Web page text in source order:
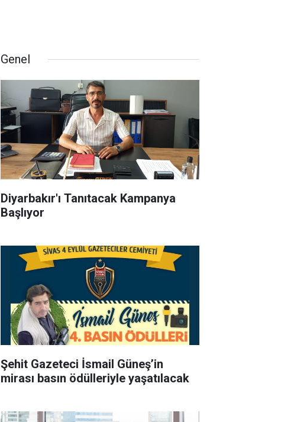
Genel
Diyarbakır'ı Tanıtacak Kampanya
Başlıyor
Şehit Gazeteci İsmail Güneş’in
mirası basın ödülleriyle yaşatılacak